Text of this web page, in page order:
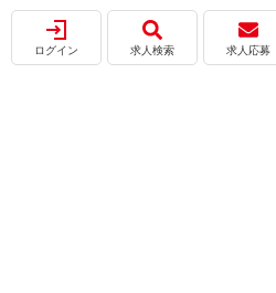
ログイン 求人検索 求人応募